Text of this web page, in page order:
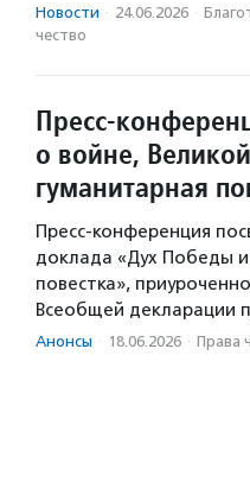
Новости · 24.06.2026 ·
чест­во
Пресс-
о войне,
гуманитарная
Пресс-конференция
доклада «Дух Победы
повестка»,
Всеобщей декларации
Анонсы · 18.06.2026 · Права